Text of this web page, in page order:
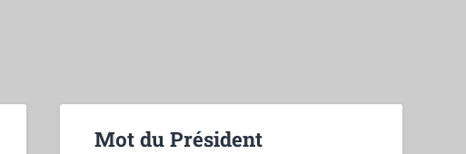
Mot du Président